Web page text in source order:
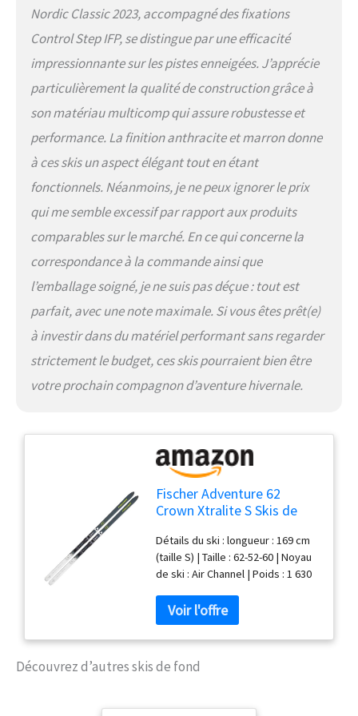
Nordic Classic 2023, accompagné des fixations
Control Step IFP, se distingue par une efficacité
impressionnante sur les pistes enneigées. J’apprécie
particulièrement la qualité de construction grâce à
son matériau multicomp qui assure robustesse et
performance. La finition anthracite et marron donne
à ces skis un aspect élégant tout en étant
fonctionnels. Néanmoins, je ne peux ignorer le prix
qui me semble excessif par rapport aux produits
comparables sur le marché. En ce qui concerne la
correspondance à la commande ainsi que
l’emballage soigné, je ne suis pas déçue : tout est
parfait, avec une note maximale. Si vous êtes prêt(e)
à investir dans du matériel performant sans regarder
strictement le budget, ces skis pourraient bien être
votre prochain compagnon d’aventure hivernale.
Fischer Adventure 62
Crown Xtralite S Skis de
2023 avec fixation Control
Step IFP 169 cm
Détails du ski : longueur : 169 cm
(taille S) | Taille : 62-52-60 | Noyau
de ski : Air Channel | Poids : 1 630
montée : Sintec / Offtrack Crown
Technologie de ski : Speed
Grinding | Air Channel | Couronne
Offtrack DÉTAILS DE LA LIaison:
Style : Classic | Flexor : 7,0 |
facile et intuitive | Réglage sans
Découvrez d’autres skis de fond